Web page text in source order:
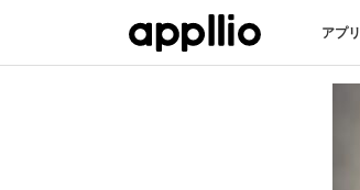
アプリ